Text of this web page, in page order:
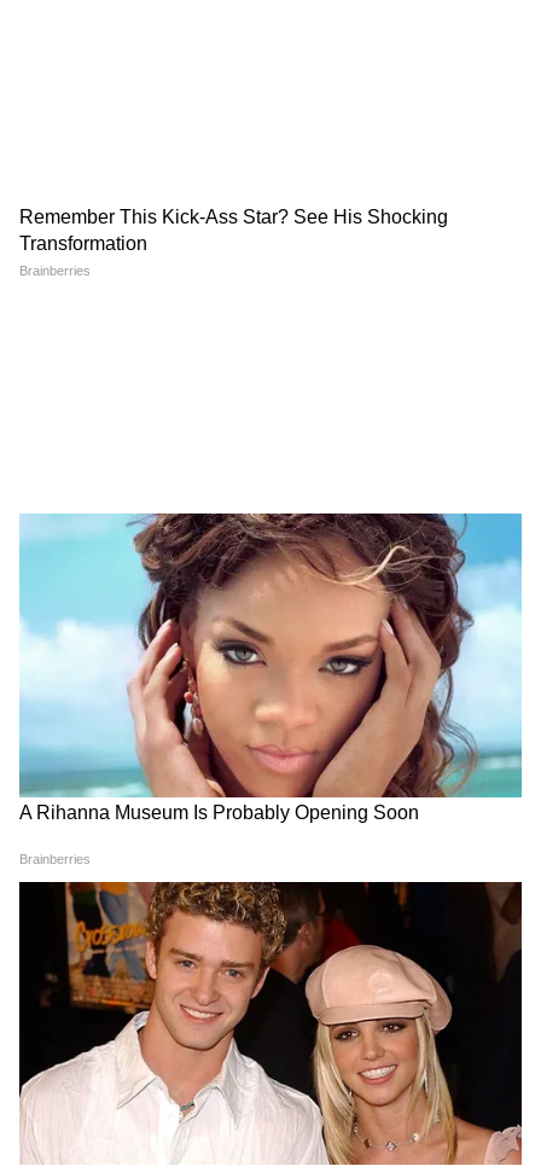
Image Credit : Our Own
থাকে ও দুর্গন্ধ দূর হয়।
LATEST VIDEOS